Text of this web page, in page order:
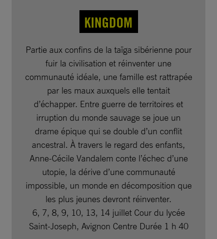
KINGDOM
Partie aux confins de la taïga sibérienne pour
fuir la civilisation et réinventer une
communauté idéale, une famille est rattrapée
par les maux auxquels elle tentait
d’échapper. Entre guerre de territoires et
irruption du monde sauvage se joue un
drame épique qui se double d’un conflit
ancestral. À travers le regard des enfants,
Anne-Cécile Vandalem conte l’échec d’une
utopie, la dérive d’une communauté
impossible, un monde en décomposition que
les plus jeunes devront réinventer.
6, 7, 8, 9, 10, 13, 14 juillet Cour du lycée
Saint-Joseph, Avignon Centre Durée 1 h 40